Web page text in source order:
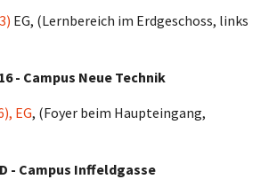
EG, (Lernbereich im Erdgeschoss, links
- Campus Neue Technik
EG, (Foyer beim Haupteingang,
- Campus Inffeldgasse